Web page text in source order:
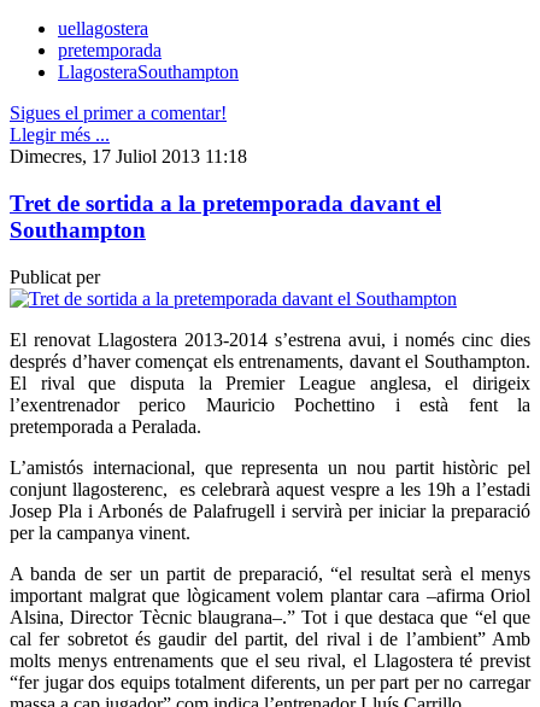
uellagostera
pretemporada
LlagosteraSouthampton
Sigues el primer a comentar!
Llegir més ...
Dimecres, 17 Juliol 2013 11:18
Tret de sortida a la pretemporada davant el
Southampton
Publicat per
El renovat Llagostera 2013-2014 s’estrena avui, i només cinc dies
després d’haver començat els entrenaments, davant el Southampton.
El rival que disputa la Premier League anglesa, el dirigeix
l’exentrenador perico Mauricio Pochettino i està fent la
pretemporada a Peralada.
L’amistós internacional, que representa un nou partit històric pel
conjunt llagosterenc, es celebrarà aquest vespre a les 19h a l’estadi
Josep Pla i Arbonés de Palafrugell i servirà per iniciar la preparació
per la campanya vinent.
A banda de ser un partit de preparació, “el resultat serà el menys
important malgrat que lògicament volem plantar cara –afirma Oriol
Alsina, Director Tècnic blaugrana–.” Tot i que destaca que “el que
cal fer sobretot és gaudir del partit, del rival i de l’ambient” Amb
molts menys entrenaments que el seu rival, el Llagostera té previst
“fer jugar dos equips totalment diferents, un per part per no carregar